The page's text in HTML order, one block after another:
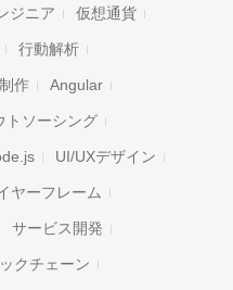
ジニア 仮想通貨
行動解析
制作 Angular
トソーシング
UI/UXデザイン
ヤーフレーム
サービス開発
クチェーン